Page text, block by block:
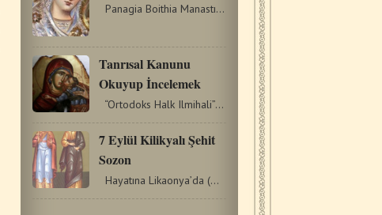
Panagia Boithia Manastırı, Karies ve Nea Moni'ye giden…
Tanrısal Kanunu
Okuyup İncelemek
“Ortodoks Halk Ilmihali” kitabındanbiralıntıdır.…
7 Eylül Kilikyalı Şehit
Sozon
Hayatına Likaonya’da (Orta Anadolu’da bulunan antik…